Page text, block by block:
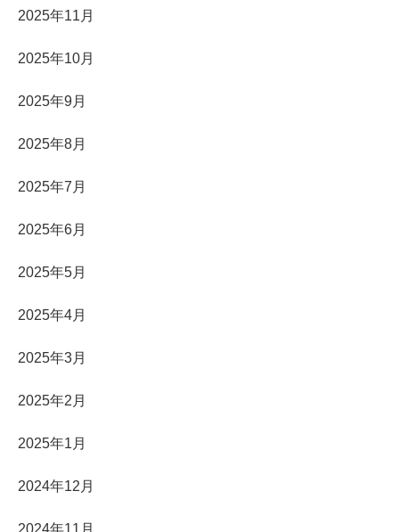
2025年11月
2025年10月
2025年9月
2025年8月
2025年7月
2025年6月
2025年5月
2025年4月
2025年3月
2025年2月
2025年1月
2024年12月